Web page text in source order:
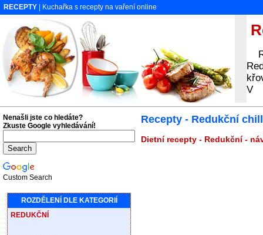
RECEPTY | Kuchařka s recepty na vaření online
V
Recepty - Redukční
Dietní recepty - Redukční -
Nenašli jste co hledáte?
Zkuste Google vyhledávání!
Custom Search
ROZDĚLENÍ DLE KATEGORIÍ
REDUKČNÍ